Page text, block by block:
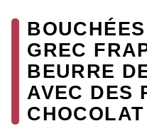
GREC
BEURRE
AVEC DES